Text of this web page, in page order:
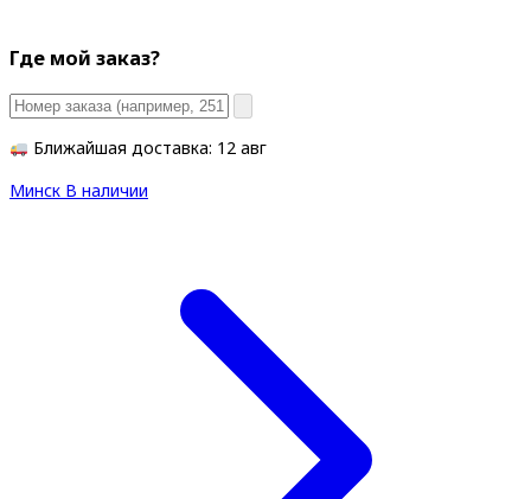
Где мой заказ?
Ближайшая доставка: 12 авг
Минск В наличии